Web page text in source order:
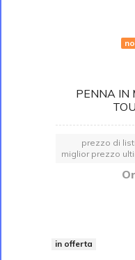
PENNA IN
prezzo di
miglior prezzo
in offerta